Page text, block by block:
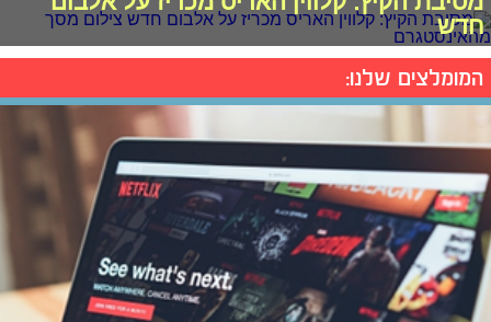
חדש
המומלצים שלנו: